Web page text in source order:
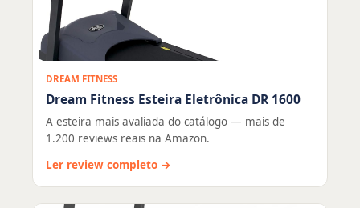
DREAM FITNESS
Dream Fitness Esteira Eletrônica DR 1600
A esteira mais avaliada do catálogo — mais de
1.200 reviews reais na Amazon.
Ler review completo →